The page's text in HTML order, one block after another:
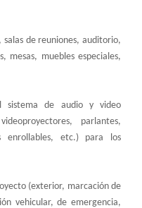
de reuniones, auditorio,
mesas, muebles especiales,
sistema de audio y video
parlantes,
enrollables, etc.) para los
(exterior, marcación de
vehicular, de emergencia,